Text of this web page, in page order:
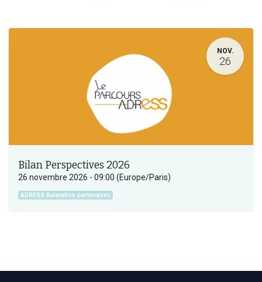
NOV.
26
Bilan Perspectives 2026
26 novembre 2026 - 09:00 (Europe/Paris)
ADRESS Animation partenaires